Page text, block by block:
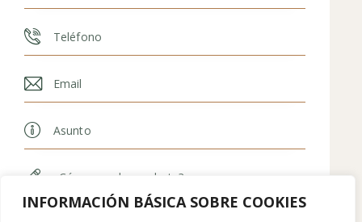
INFORMACIÓN BÁSICA SOBRE COOKIES